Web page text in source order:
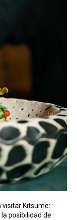
visitar Kitsume:
posibilidad de